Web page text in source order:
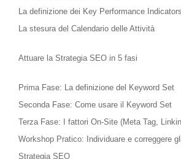
La definizione dei Key Performance
La stesura del Calendario delle Attività
Attuare la Strategia SEO in 5 fasi
Prima Fase: La definizione del Keyword Set
Seconda Fase: Come usare il Keyword Set
Terza Fase: I fattori On-Site (Meta Tag,
Workshop Pratico: Individuare e correggere
Strategia SEO